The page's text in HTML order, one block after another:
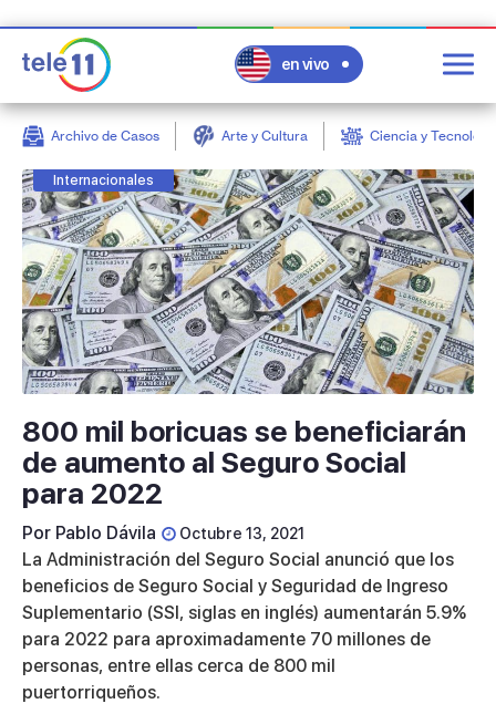
en vivo
Archivo de Casos Arte y Cultura Ciencia y
Internacionales
800 mil boricuas se beneficiarán
de aumento al Seguro Social
para 2022
Por Pablo Dávila Octubre 13, 2021
La Administración del Seguro Social anunció que los
beneficios de Seguro Social y Seguridad de Ingreso
Suplementario (SSI, siglas en inglés) aumentarán 5.9%
para 2022 para aproximadamente 70 millones de
personas, entre ellas cerca de 800 mil
puertorriqueños.
post